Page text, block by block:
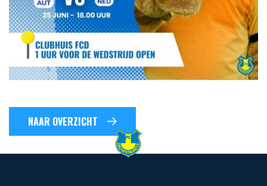
NAAR OVERZICHT